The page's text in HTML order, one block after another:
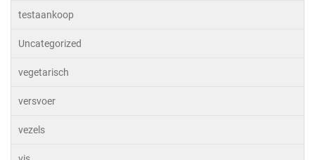
testaankoop
Uncategorized
vegetarisch
versvoer
vezels